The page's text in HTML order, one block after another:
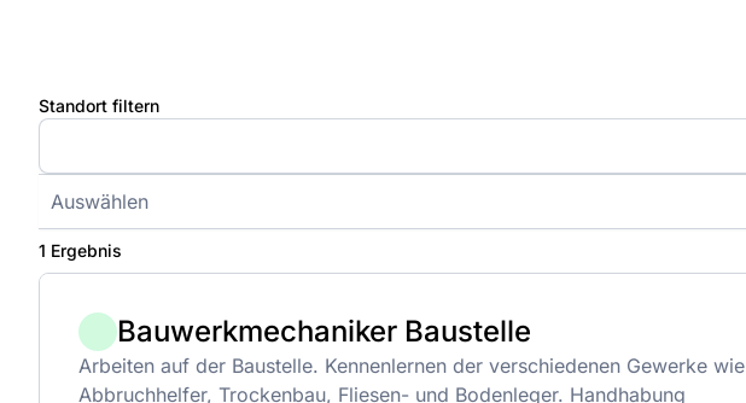
Standort filtern
Auswählen
1 Ergebnis
Bauwerkmechaniker Baustelle
Arbeiten auf der Baustelle. Kennenlernen der verschiedenen Gewerke wie
Abbruchhelfer, Trockenbau, Fliesen- und Bodenleger. Handhabung